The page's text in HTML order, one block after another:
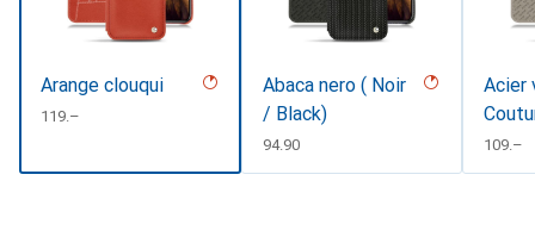
Arange clouqui
CHF
119.–
Abaca nero ( Noir
/ Black)
CHF
94.90
Acier
CHF
109.–